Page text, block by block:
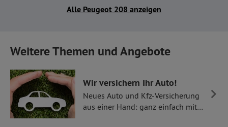
Alle Peugeot 208 anzeigen
Weitere Themen und Angebote
Wir versichern Ihr Auto!
Neues Auto und Kfz-Versicherung
aus einer Hand: ganz einfach mit